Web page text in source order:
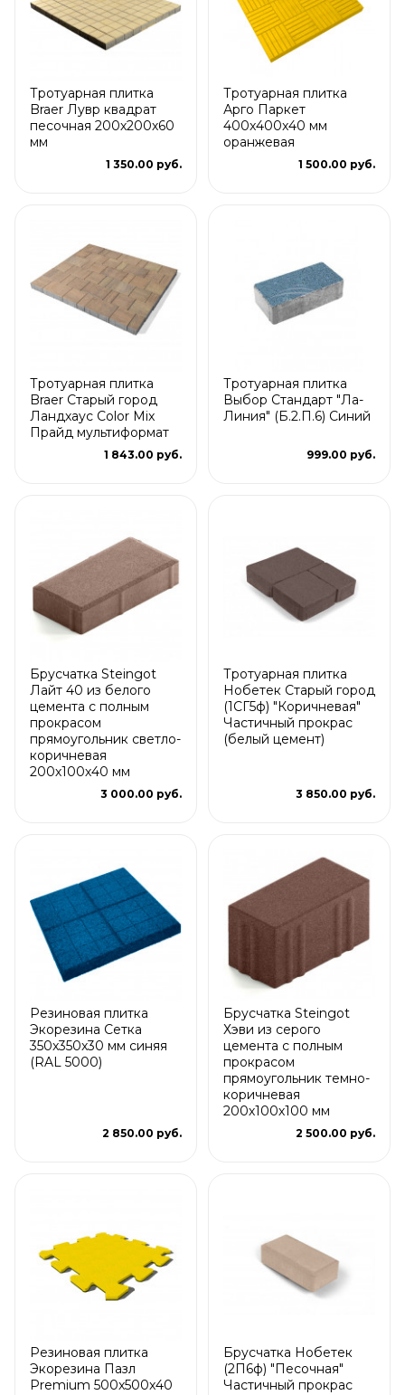
Тротуарная плитка
Braer Лувр квадрат
песочная 200х200х60
мм
1 350.00 руб.
Тротуарная плитка
Арго Паркет
400x400x40 мм
оранжевая
1 500.00 руб.
Тротуарная плитка
Braer Старый город
Ландхаус Color Mix
Прайд мультиформат
1 843.00 руб.
Тротуарная плитка
Выбор Стандарт "Ла-
Линия" (Б.2.П.6) Синий
999.00 руб.
Брусчатка Steingot
Лайт 40 из белого
цемента с полным
прокрасом
прямоугольник светло-
коричневая
200х100х40 мм
3 000.00 руб.
Тротуарная плитка
Нобетек Старый город
(1СГ5ф) "Коричневая"
Частичный прокрас
(белый цемент)
3 850.00 руб.
Резиновая плитка
Экорезина Сетка
350x350x30 мм синяя
(RAL 5000)
2 850.00 руб.
Брусчатка Steingot
Хэви из серого
цемента с полным
прокрасом
прямоугольник темно-
коричневая
200х100х100 мм
2 500.00 руб.
Резиновая плитка
Экорезина Пазл
Premium 500x500x40
Брусчатка Нобетек
(2П6ф) "Песочная"
Частичный прокрас